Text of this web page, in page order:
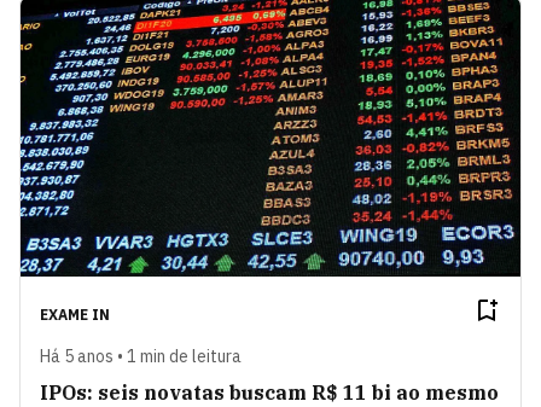
EXAME IN
Há 5 anos • 1 min de leitura
IPOs: seis novatas buscam R$ 11 bi ao mesmo